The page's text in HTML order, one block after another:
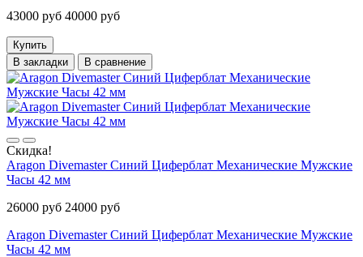
43000 руб 40000 руб
Купить
В закладки
В сравнение
Скидка!
Aragon Divemaster Синий Циферблат Механические Мужские
Часы 42 мм
26000 руб 24000 руб
Aragon Divemaster Синий Циферблат Механические Мужские
Часы 42 мм